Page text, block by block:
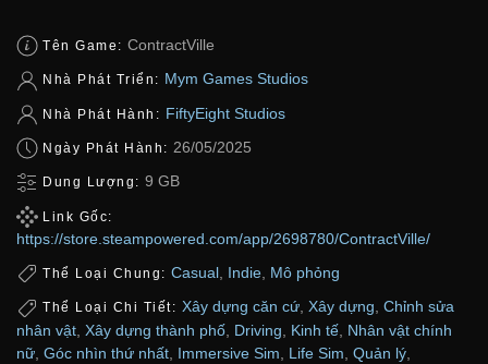
Tên Game: ContractVille
Nhà Phát Triển: Mym Games Studios
Nhà Phát Hành: FiftyEight Studios
Ngày Phát Hành: 26/05/2025
Dung Lượng: 9 GB
Link Gốc:
https://store.steampowered.com/app/2698780/ContractVille/
Thể Loại Chung: Casual Indie Mô phỏng
Thể Loại Chi Tiết: Xây dựng căn cứ, Xây dựng, Chỉnh sửa
nhân vật Xây dựng thành phố Driving Kinh tế Nhân vật chính
nữ Góc nhìn thứ nhất Immersive Sim Life Sim Quản lý